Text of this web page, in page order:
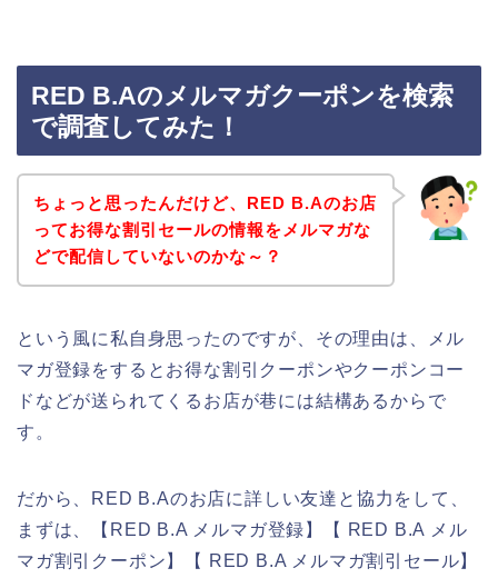
RED B.Aのメルマガクーポンを検索
で調査してみた！
ちょっと思ったんだけど、RED B.Aのお店
ってお得な割引セールの情報をメルマガな
どで配信していないのかな～？
という風に私自身思ったのですが、その理由は、メル
マガ登録をするとお得な割引クーポンやクーポンコー
ドなどが送られてくるお店が巷には結構あるからで
す。
だから、RED B.Aのお店に詳しい友達と協力をして、
まずは、【RED B.A メルマガ登録】【 RED B.A メル
マガ割引クーポン】【 RED B.A メルマガ割引セール】